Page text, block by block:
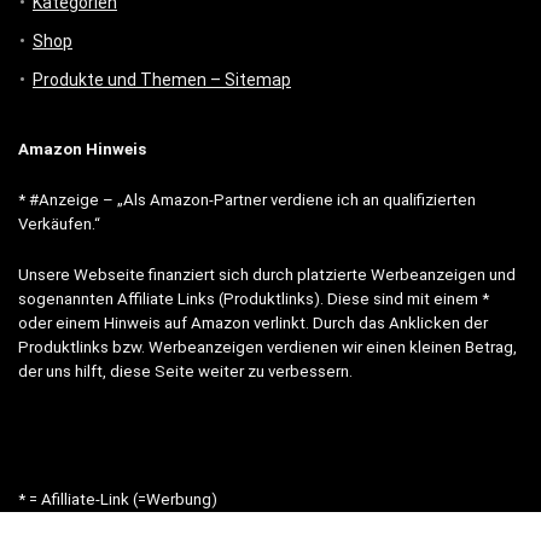
Shop
Produkte und Themen – Sitemap
Amazon Hinweis
* #Anzeige – „Als Amazon-Partner verdiene ich an qualifizierten
Verkäufen.“
Unsere Webseite finanziert sich durch platzierte Werbeanzeigen und
sogenannten Affiliate Links (Produktlinks). Diese sind mit einem *
oder einem Hinweis auf Amazon verlinkt. Durch das Anklicken der
Produktlinks bzw. Werbeanzeigen verdienen wir einen kleinen Betrag,
der uns hilft, diese Seite weiter zu verbessern.
* = Afilliate-Link (=Werbung)